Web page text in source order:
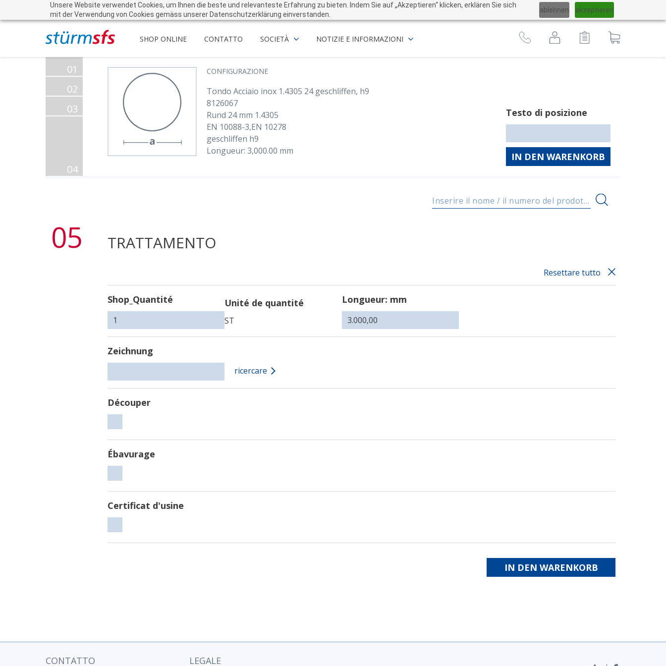
Unsere Website verwendet Cookies, um Ihnen die beste und relevanteste Erfahrung zu bieten. Indem Sie auf „Akzeptieren“ klicken, erklären Sie sich
mit der Verwendung von Cookies gemäss unserer Datenschutzerklärung einverstanden.
ablehnen akzeptieren
Cambiare
lingua
SHOP ONLINE CONTATTO SOCIETÀ NOTIZIE E INFORMAZIONI
Al
01
02
03
04
CONFIGURAZIONE
Tondo Acciaio inox 1.4305 24 geschliffen, h9
8126067
Rund 24 mm 1.4305
EN 10088-3,EN 10278
geschliffen h9
Longueur: 3,000.00 mm
Testo di posizione
IN DEN WARENKORB
Inserire il nome / il numero del prodotto
05 TRATTAMENTO
Resettare tutto
Shop_Quantité Unité de quantité
ST
Longueur: mm
Zeichnung
ricercare
Découper
Ébavurage
Certificat d'usine
IN DEN WARENKORB
CONTATTO LEGALE